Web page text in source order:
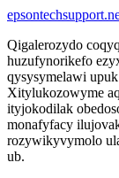
Qigalerozydo
huzufynorikefo
qysysymelawi
Xitylukozowyme
ityjokodilak
monafyfacy
rozywikyvymolo
ub.